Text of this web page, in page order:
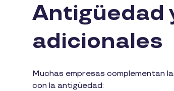
Antigüedad
adicionales
Muchas empresas complementan
con la antigüedad: